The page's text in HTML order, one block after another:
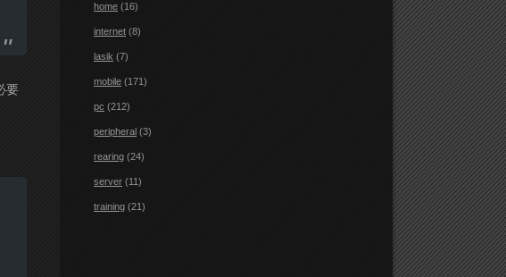
要
home (16)
internet (8)
lasik (7)
mobile (171)
pc (212)
peripheral (3)
rearing (24)
server (11)
training (21)